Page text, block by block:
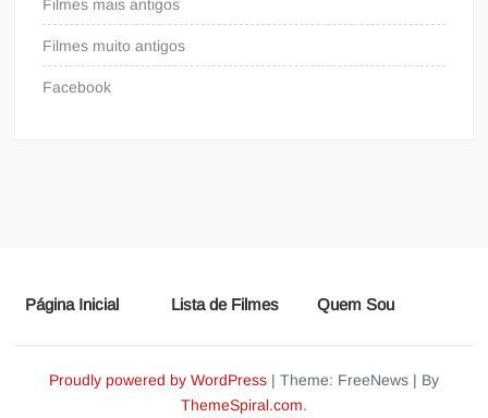
Filmes mais antigos
Filmes muito antigos
Facebook
Página Inicial Lista de Filmes Quem Sou
Proudly powered by WordPress | Theme: FreeNews | By
ThemeSpiral.com.